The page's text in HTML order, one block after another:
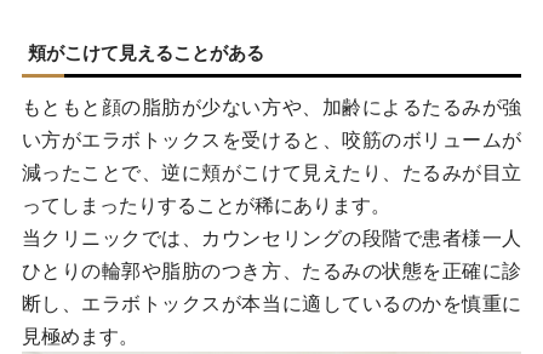
頬がこけて見えることがある
もともと顔の脂肪が少ない方や、加齢によるたるみが強
い方がエラボトックスを受けると、咬筋のボリュームが
減ったことで、逆に頬がこけて見えたり、たるみが目立
ってしまったりすることが稀にあります。
当クリニックでは、カウンセリングの段階で患者様一人
ひとりの輪郭や脂肪のつき方、たるみの状態を正確に診
断し、エラボトックスが本当に適しているのかを慎重に
見極めます。